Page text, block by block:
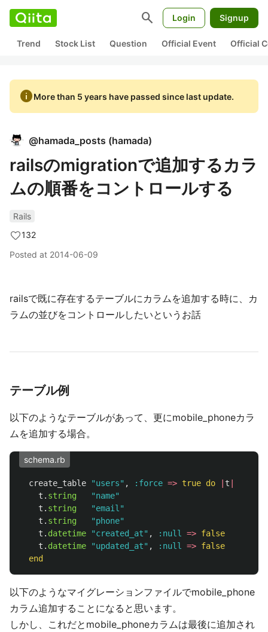
search Login Signup
Trend Stock List Question Official Event Official
infoMore than 5 years have passed since last update.
@hamada_posts (hamada)
railsのmigrationで追加するカラ
ムの順番をコントロールする
Rails
132
Posted at 2014-06-09
railsで既に存在するテーブルにカラムを追加する時に、カ
ラムの並びをコントロールしたいというお話
テーブル例
以下のようなテーブルがあって、更にmobile_phoneカラ
ムを追加する場合。
schema.rb
create_table "users" , :force => true do t
t . string
"name"
t . string
"email"
t . string
"phone"
t . datetime "created_at" , :null => false
t . datetime "updated_at" , :null => false
end
以下のようなマイグレーションファイルでmobile_phone
カラム追加することになると思います。
しかし、これだとmobile_phoneカラムは最後に追加され